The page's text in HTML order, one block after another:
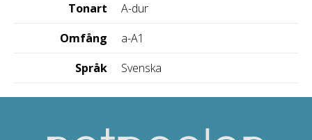
Tonart
A-dur
Omfång
a-A1
Språk
Svenska